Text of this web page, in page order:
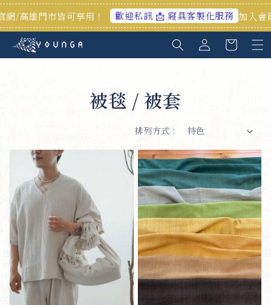
雄門市皆可享用！ 歡迎私訊 📩 寢具客製化服務 加入會員
被毯 / 被套
排列方式 :